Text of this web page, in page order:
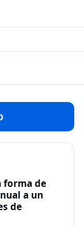
forma de
a un
de